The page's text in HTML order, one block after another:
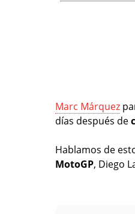
Marc Márquez
días después de
Hablamos de
MotoGP, Diego